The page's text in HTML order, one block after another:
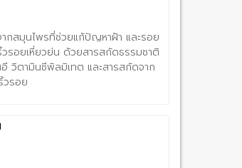
กสมุนไพรที่ช่วยแก้ปัญหาฝ้า และรอย
รอยเหี่ยวย่น ด้วยสารสกัดธรรมชาติ
วิตามินซีพัลมิเทต และสารสกัดจาก
วรอย